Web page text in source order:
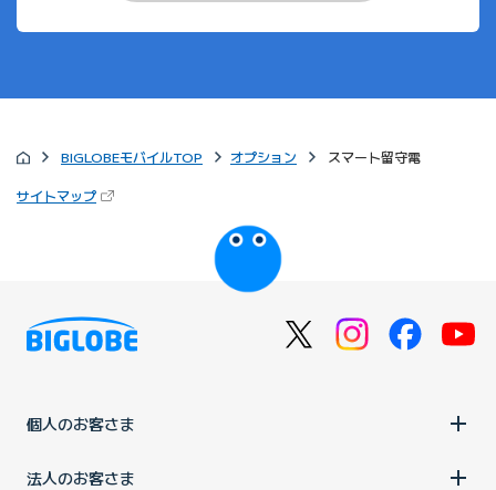
BIGLOBEモバイルTOP オプション スマート留守電
サイトマップ（新しいタブで開きます）
びっぷるのページ
個人のお客さま
法人のお客さま